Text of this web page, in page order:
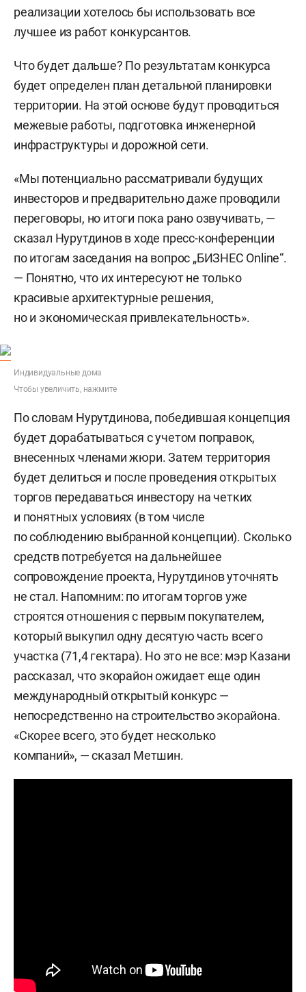
реализации хотелось бы использовать все
лучшее из работ конкурсантов.
Что будет дальше? По результатам конкурса
будет определен план детальной планировки
территории. На этой основе будут проводиться
межевые работы, подготовка инженерной
инфраструктуры и дорожной сети.
«Мы потенциально рассматривали будущих
инвесторов и предварительно даже проводили
переговоры, но итоги пока рано озвучивать, —
сказал Нурутдинов в ходе пресс-конференции
по итогам заседания на вопрос „БИЗНЕС Online“.
— Понятно, что их интересуют не только
красивые архитектурные решения,
но и экономическая привлекательность».
Индивидуальные дома
Чтобы увеличить, нажмите
По словам Нурутдинова, победившая концепция
будет дорабатываться с учетом поправок,
внесенных членами жюри. Затем территория
будет делиться и после проведения открытых
торгов передаваться инвестору на четких
и понятных условиях (в том числе
по соблюдению выбранной концепции). Сколько
средств потребуется на дальнейшее
сопровождение проекта, Нурутдинов уточнять
не стал. Напомним: по итогам торгов уже
строятся отношения с первым покупателем,
который выкупил одну десятую часть всего
участка (71,4 гектара). Но это не все: мэр Казани
рассказал, что экорайон ожидает еще один
международный открытый конкурс —
непосредственно на строительство экорайона.
«Скорее всего, это будет несколько
компаний», — сказал Метшин.